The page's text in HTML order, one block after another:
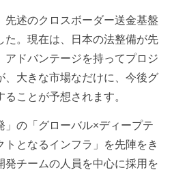
述のクロスボーダー送金基盤
た。現在は、日本の法整備が先
ドバンテージを持ってプロジ
、大きな市場なだけに、今後グ
ことが予想されます。
の「グローバル×ディープテ
となるインフラ」を先陣をき
発チームの人員を中心に採用を